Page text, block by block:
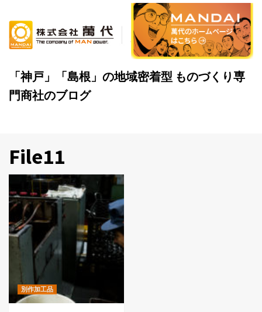
content
「神戸」「島根」の地域密着型 ものづくり専
門商社のブログ
File11
別作加工品